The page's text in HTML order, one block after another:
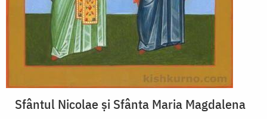
Sfântul Nicolae și Sfânta Maria Magdalena